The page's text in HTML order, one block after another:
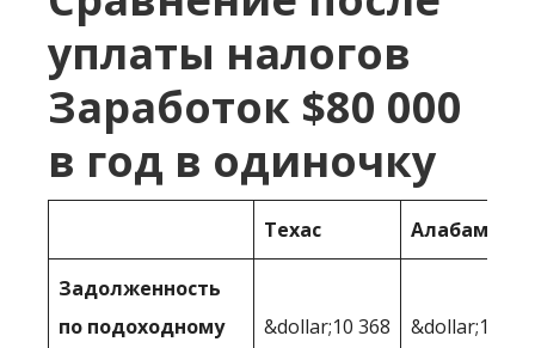
уплаты налогов
Заработок $80 000
в год в одиночку
Техас Алабама
Задолженность
по подоходному
&dollar;10 368